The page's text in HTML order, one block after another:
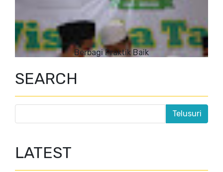
Berbagi Praktik Baik
SEARCH
LATEST